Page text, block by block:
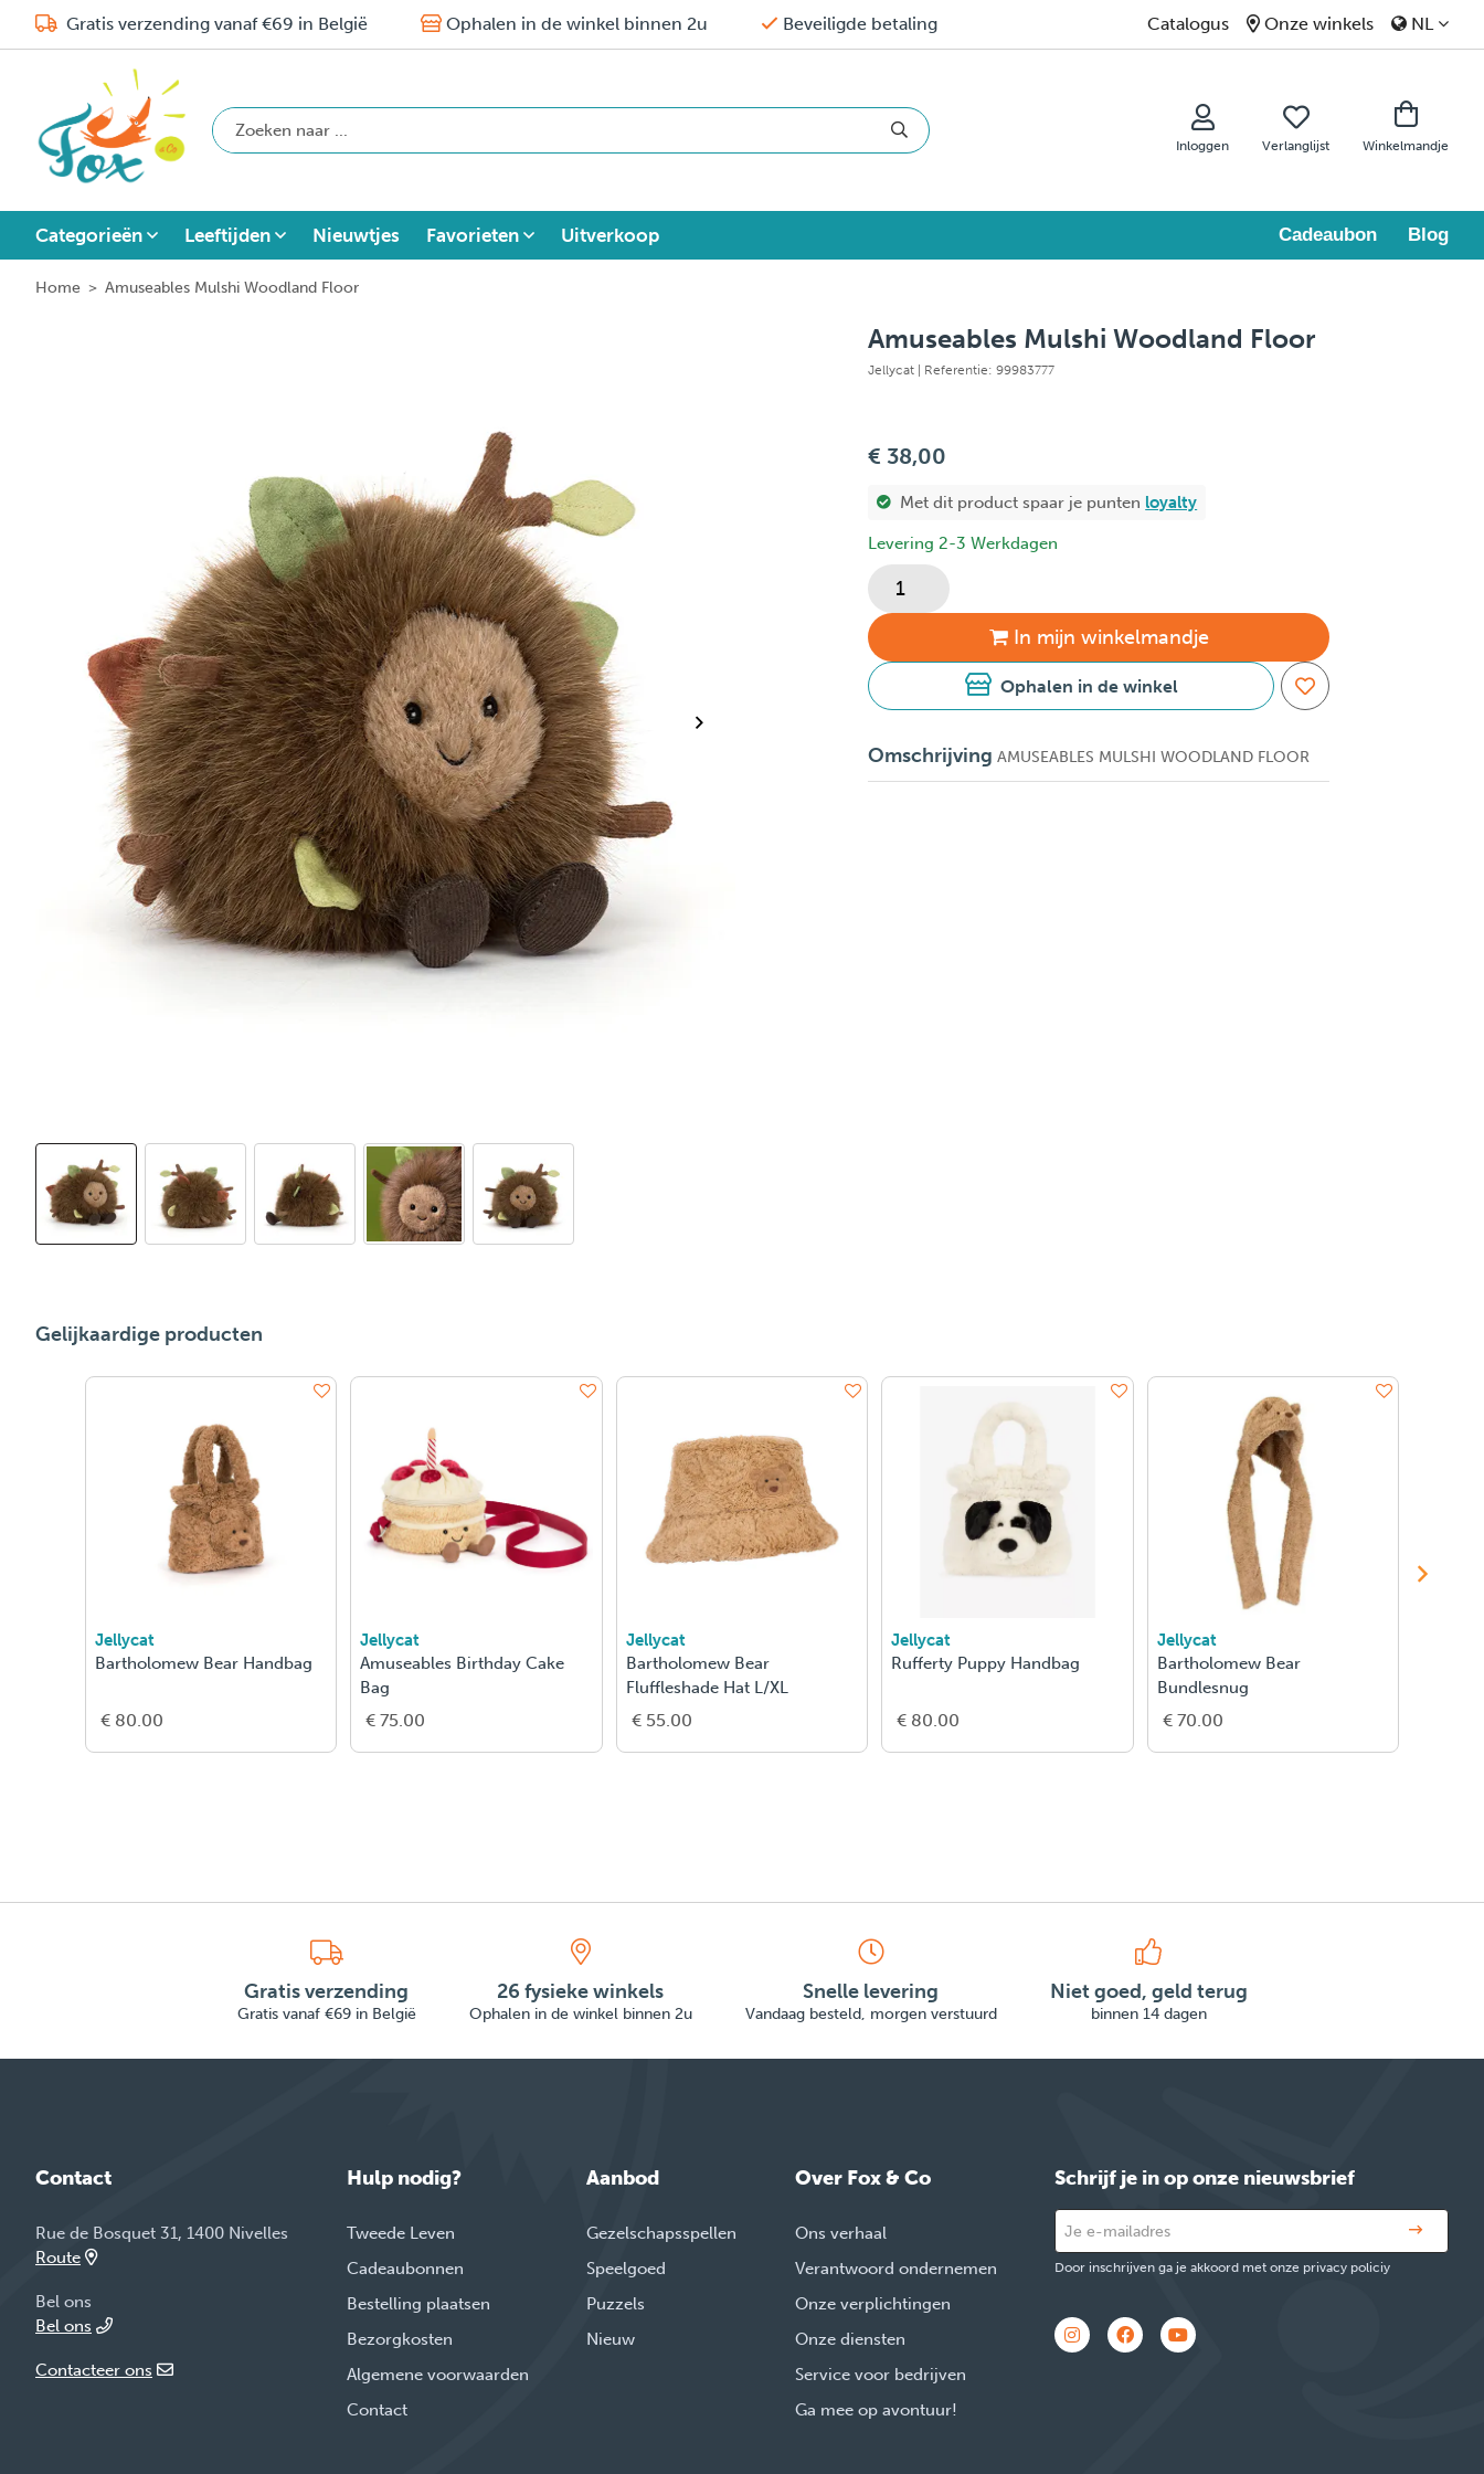
Gratis verzending vanaf €69 in België Ophalen in de winkel binnen 2u Beveiligde betaling Catalogus Onze winkels NL
Inloggen Verlanglijst Winkelmandje
Categorieën Leeftijden Nieuwtjes Favorieten Uitverkoop Cadeaubon Blog
Home > Amuseables Mulshi Woodland Floor
Amuseables Mulshi Woodland Floor
Jellycat | Referentie: 99983777
€ 38,00
Met dit product spaar je punten loyalty
Levering 2-3 Werkdagen
In mijn winkelmandje
Ophalen in de winkel
Omschrijving AMUSEABLES MULSHI WOODLAND FLOOR
Gelijkaardige producten
Jellycat
Bartholomew Bear Handbag
€ 80.00
Jellycat
Amuseables Birthday Cake
Bag
€ 75.00
Jellycat
Bartholomew Bear
Fluffleshade Hat L/XL
€ 55.00
Jellycat
Rufferty Puppy Handbag
€ 80.00
Jellycat
Bartholomew Bear
Bundlesnug
€ 70.00
Gratis verzending
Gratis vanaf €69 in België
26 fysieke winkels
Ophalen in de winkel binnen 2u
Snelle levering
Vandaag besteld, morgen verstuurd
Niet goed, geld terug
binnen 14 dagen
Contact
Rue de Bosquet 31, 1400 Nivelles
Route
Bel ons
Bel ons
Contacteer ons
Hulp nodig?
Tweede Leven
Cadeaubonnen
Bestelling plaatsen
Bezorgkosten
Algemene voorwaarden
Contact
Aanbod
Gezelschapsspellen
Speelgoed
Puzzels
Nieuw
Over Fox & Co
Ons verhaal
Verantwoord ondernemen
Onze verplichtingen
Onze diensten
Service voor bedrijven
Ga mee op avontuur!
Schrijf je in op onze nieuwsbrief
Door inschrijven ga je akkoord met onze privacy policiy